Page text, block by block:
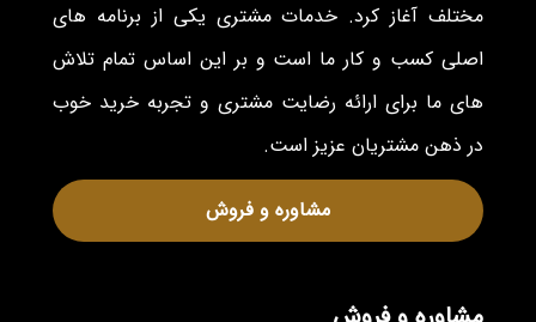
مختلف آغاز کرد. خدمات مشتری یکی از برنامه های
اصلی کسب و کار ما است و بر این اساس تمام تلاش
های ما برای ارائه رضایت مشتری و تجربه خرید خوب
در ذهن مشتریان عزیز است.
مشاوره و فروش